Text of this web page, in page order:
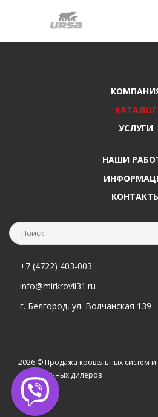
КАТАЛОГ
УСЛУГИ
НАШИ
+7 (4722) 403-003
info@mirkrovli31.ru
г. Белгород, ул. Волчанская 139
2026 © Продажа кровельных систем
официальных дилеров